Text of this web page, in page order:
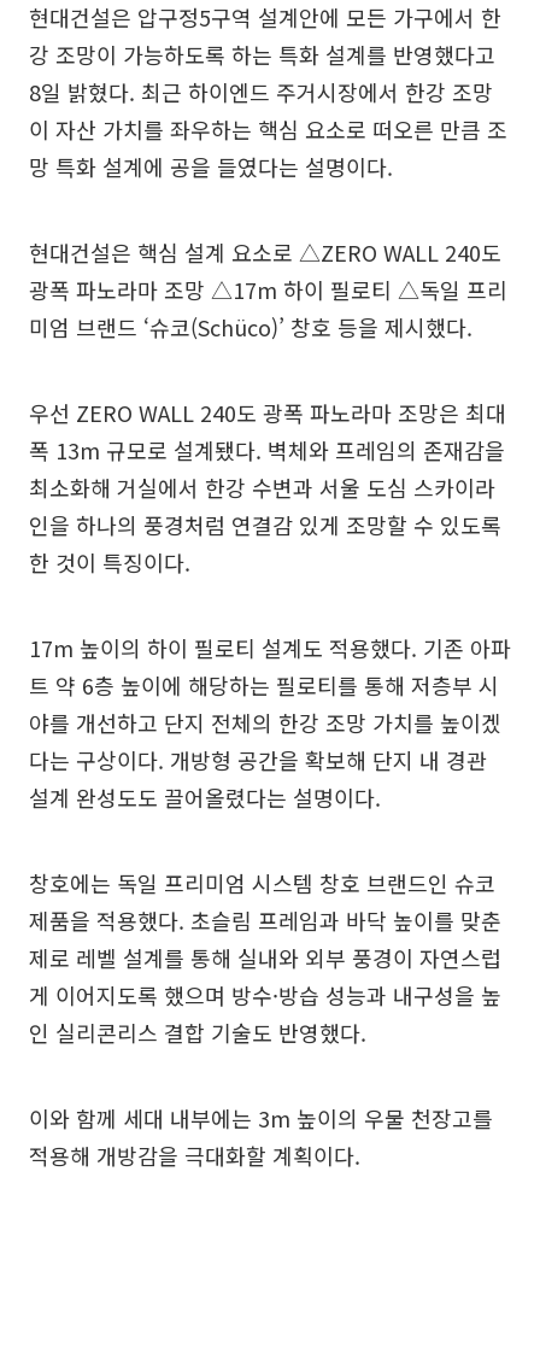
현대건설은 압구정5구역 설계안에 모든 가구에서 한
강 조망이 가능하도록 하는 특화 설계를 반영했다고
8일 밝혔다. 최근 하이엔드 주거시장에서 한강 조망
이 자산 가치를 좌우하는 핵심 요소로 떠오른 만큼 조
망 특화 설계에 공을 들였다는 설명이다.
현대건설은 핵심 설계 요소로 △ZERO WALL 240도
광폭 파노라마 조망 △17m 하이 필로티 △독일 프리
미엄 브랜드 ‘슈코(Schüco)’ 창호 등을 제시했다.
우선 ZERO WALL 240도 광폭 파노라마 조망은 최대
폭 13m 규모로 설계됐다. 벽체와 프레임의 존재감을
최소화해 거실에서 한강 수변과 서울 도심 스카이라
인을 하나의 풍경처럼 연결감 있게 조망할 수 있도록
한 것이 특징이다.
17m 높이의 하이 필로티 설계도 적용했다. 기존 아파
트 약 6층 높이에 해당하는 필로티를 통해 저층부 시
야를 개선하고 단지 전체의 한강 조망 가치를 높이겠
다는 구상이다. 개방형 공간을 확보해 단지 내 경관
설계 완성도도 끌어올렸다는 설명이다.
창호에는 독일 프리미엄 시스템 창호 브랜드인 슈코
제품을 적용했다. 초슬림 프레임과 바닥 높이를 맞춘
제로 레벨 설계를 통해 실내와 외부 풍경이 자연스럽
게 이어지도록 했으며 방수·방습 성능과 내구성을 높
인 실리콘리스 결합 기술도 반영했다.
이와 함께 세대 내부에는 3m 높이의 우물 천장고를
적용해 개방감을 극대화할 계획이다.